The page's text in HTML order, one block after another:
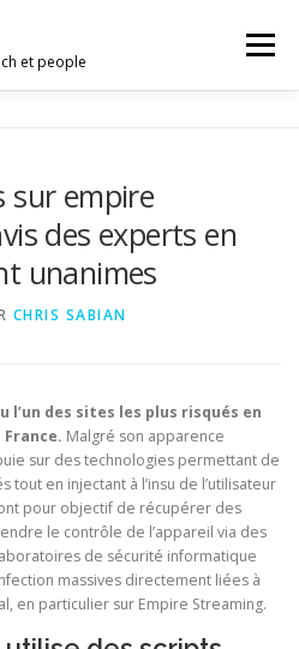
et people
Menu
INFLUENCEURS
sur empire
des experts en
unanimes
CHRIS SABIAN
l’un des sites les plus risqués en
Malgré son apparence
sur des technologies permettant de
en injectant à l’insu de l’utilisateur
pour objectif de récupérer des
le contrôle de l’appareil via des
de sécurité informatique
massives directement liées à
en particulier sur Empire Streaming.